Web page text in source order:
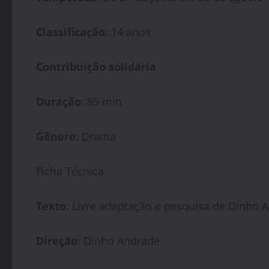
Classificação: 14 anos
Contribuição solidária
Duração: 85 min
Gênero: Drama
Ficha Técnica.
Texto: Livre adaptação e pesquisa de Dinho
Direção: Dinho Andrade